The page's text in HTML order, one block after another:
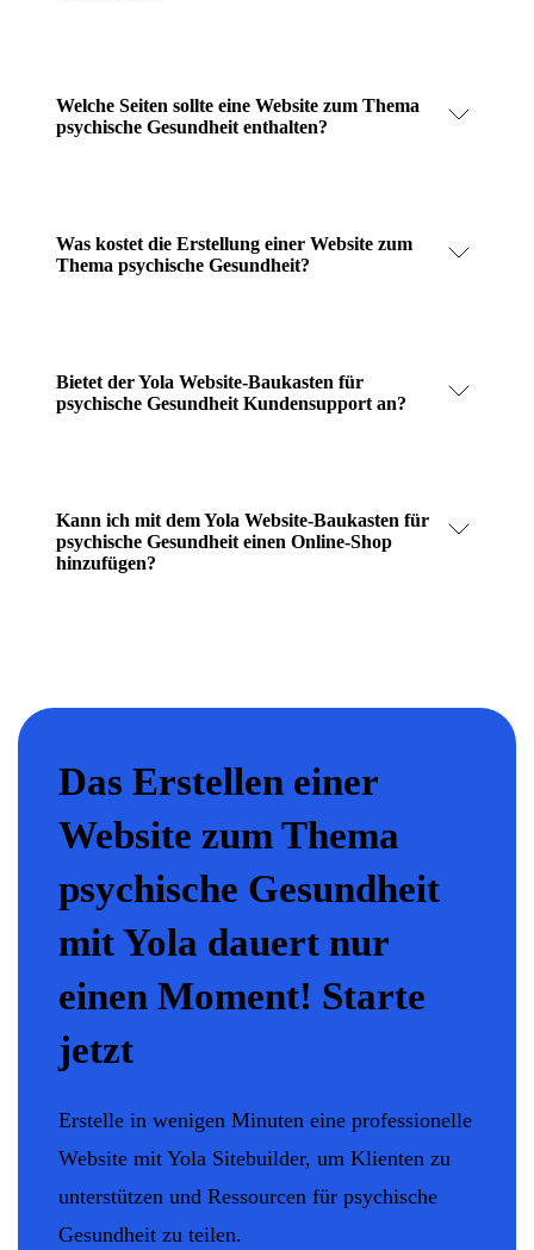
Welche Seiten sollte eine Website zum Thema
psychische Gesundheit enthalten?
Was kostet die Erstellung einer Website zum
Thema psychische Gesundheit?
Bietet der Yola Website-Baukasten für
psychische Gesundheit Kundensupport an?
Kann ich mit dem Yola Website-Baukasten für
psychische Gesundheit einen Online-Shop
hinzufügen?
Das Erstellen einer
Website zum Thema
psychische Gesundheit
mit Yola dauert nur
einen Moment! Starte
jetzt
Erstelle in wenigen Minuten eine professionelle
Website mit Yola Sitebuilder, um Klienten zu
unterstützen und Ressourcen für psychische
Gesundheit zu teilen.